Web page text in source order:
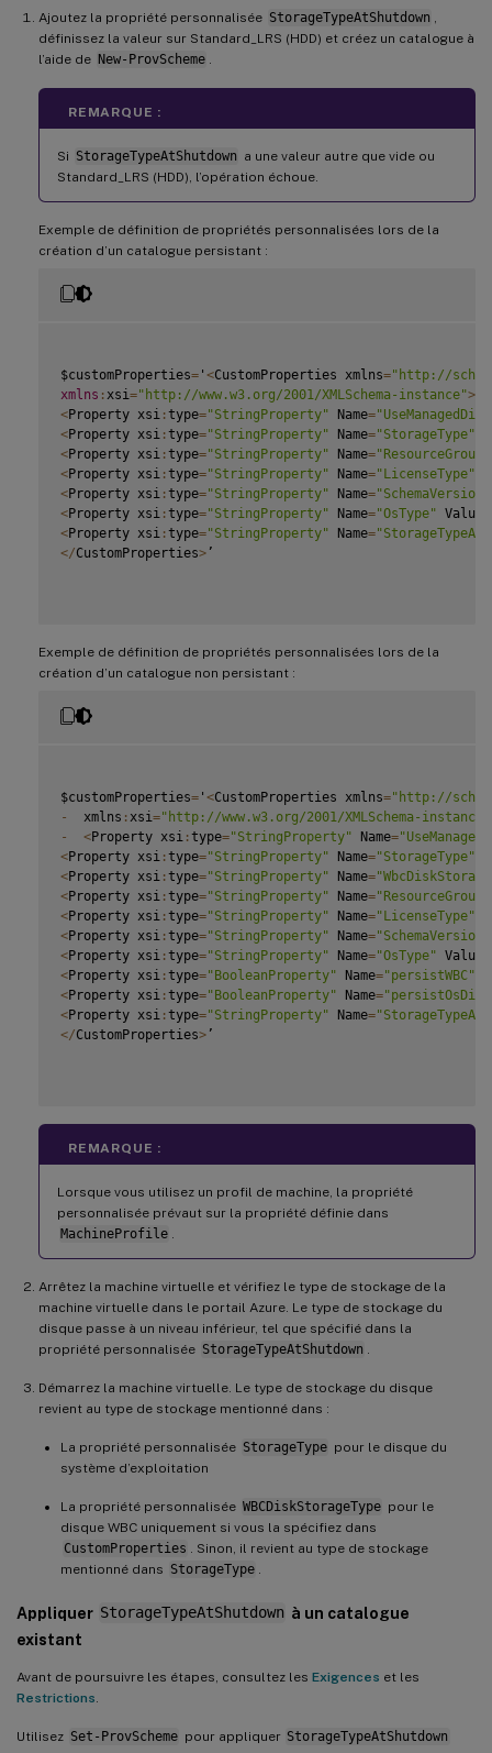
Ajoutez la propriété personnalisée StorageTypeAtShutdown
définissez la valeur sur Standard_LRS (HDD) et créez un catalogue à
l’aide de New-ProvScheme
REMARQUE :
Si StorageTypeAtShutdown a une valeur autre que vide ou
Standard_LRS (HDD), l’opération échoue.
Exemple de définition de propriétés personnalisées lors de la
création d’un catalogue persistant :
$customProperties= ' <CustomProperties xmlns="http://
xmlns : xsi="http://www.w3.org/2001/XMLSchema-instance">
<Property xsi :type="StringProperty" Name=
<Property xsi :type="StringProperty" Name="StorageType"
<Property xsi :type="StringProperty" Name=
<Property xsi :type="StringProperty" Name="LicenseType"
<Property xsi :type="StringProperty" Name="SchemaVersion"
<Property xsi :type="StringProperty" Name="OsType" Value
<Property xsi :type="StringProperty" Name=
</CustomProperties> ’
Exemple de définition de propriétés personnalisées lors de la
création d’un catalogue non persistant :
$customProperties= ' <CustomProperties xmlns="http://
-
  xmlns
: xsi="http://www.w3.org/2001/XMLSchema-instance"
-
<Property xsi :type="StringProperty" Name=
<Property xsi :type="StringProperty" Name="StorageType"
<Property xsi :type="StringProperty" Name=
<Property xsi :type="StringProperty" Name=
<Property xsi :type="StringProperty" Name="LicenseType"
<Property xsi :type="StringProperty" Name="SchemaVersion"
<Property xsi :type="StringProperty" Name="OsType" Value
<Property xsi :type="BooleanProperty" Name="persistWBC"
<Property xsi :type="BooleanProperty" Name=
<Property xsi :type="StringProperty" Name=
</CustomProperties> ’
REMARQUE :
Lorsque vous utilisez un profil de machine, la propriété
personnalisée prévaut sur la propriété définie dans
MachineProfile
Arrêtez la machine virtuelle et vérifiez le type de stockage de la
machine virtuelle dans le portail Azure. Le type de stockage du
disque passe à un niveau inférieur, tel que spécifié dans la
propriété personnalisée StorageTypeAtShutdown
Démarrez la machine virtuelle. Le type de stockage du disque
revient au type de stockage mentionné dans :
La propriété personnalisée StorageType pour le disque du
système d’exploitation
La propriété personnalisée WBCDiskStorageType pour le
disque WBC uniquement si vous la spécifiez dans
CustomProperties
. Sinon, il revient au type de stockage
mentionné dans StorageType
Appliquer StorageTypeAtShutdown à un catalogue
existant
Avant de poursuivre les étapes, consultez les Exigences et les
Restrictions
Utilisez Set-ProvScheme pour appliquer StorageTypeAtShutdown